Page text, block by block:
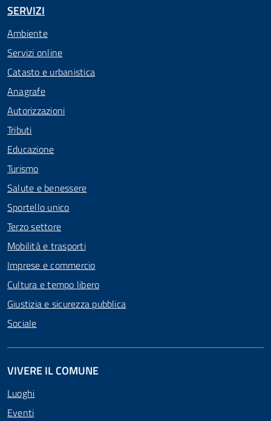
SERVIZI
Ambiente
Servizi online
Catasto e urbanistica
Anagrafe
Autorizzazioni
Tributi
Educazione
Turismo
Salute e benessere
Sportello unico
Terzo settore
Mobilità e trasporti
Imprese e commercio
Cultura e tempo libero
Giustizia e sicurezza pubblica
Sociale
VIVERE IL COMUNE
Luoghi
Eventi